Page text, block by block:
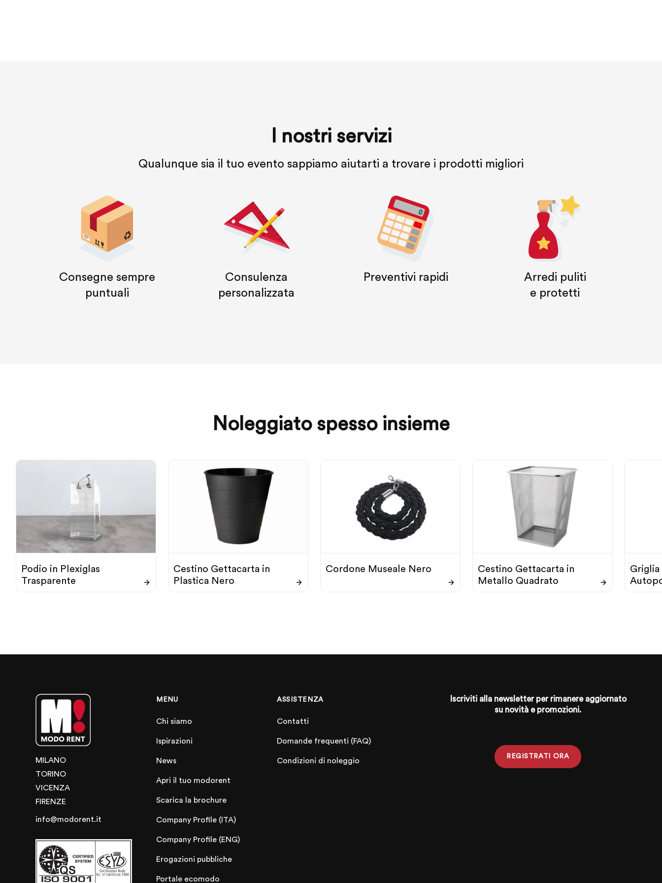
I nostri servizi
Qualunque sia il tuo evento sappiamo aiutarti a trovare i prodotti migliori
Consegne sempre
puntuali
Consulenza
personalizzata
Preventivi rapidi
Arredi puliti
e protetti
Noleggiato spesso insieme
Podio in Plexiglas
Trasparente
Cestino Gettacarta in
Plastica Nero
Cordone Museale Nero
Cestino Gettacarta in
Metallo Quadrato
Griglia
MILANO
TORINO
VICENZA
FIRENZE
info@modorent.it
MENU
Chi siamo
Ispirazioni
News
Apri il tuo modorent
Scarica la brochure
Company Profile (ITA)
Company Profile (ENG)
Erogazioni pubbliche
Portale ecomodo
ASSISTENZA
Contatti
Domande frequenti (FAQ)
Condizioni di noleggio
Iscriviti alla newsletter per rimanere aggiornato
su novità e promozioni.
REGISTRATI ORA